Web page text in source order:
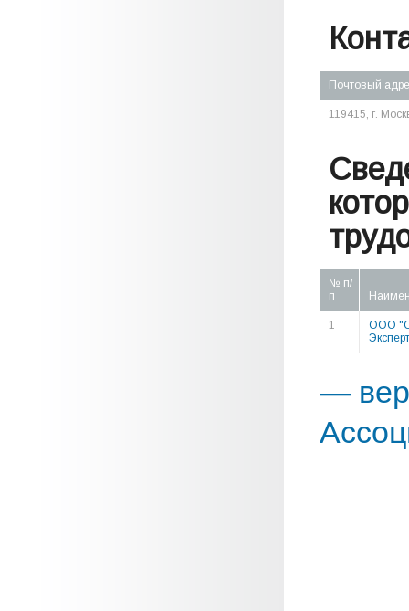
Почтовый
119415, г.
№ п/
п
1
ООО
—